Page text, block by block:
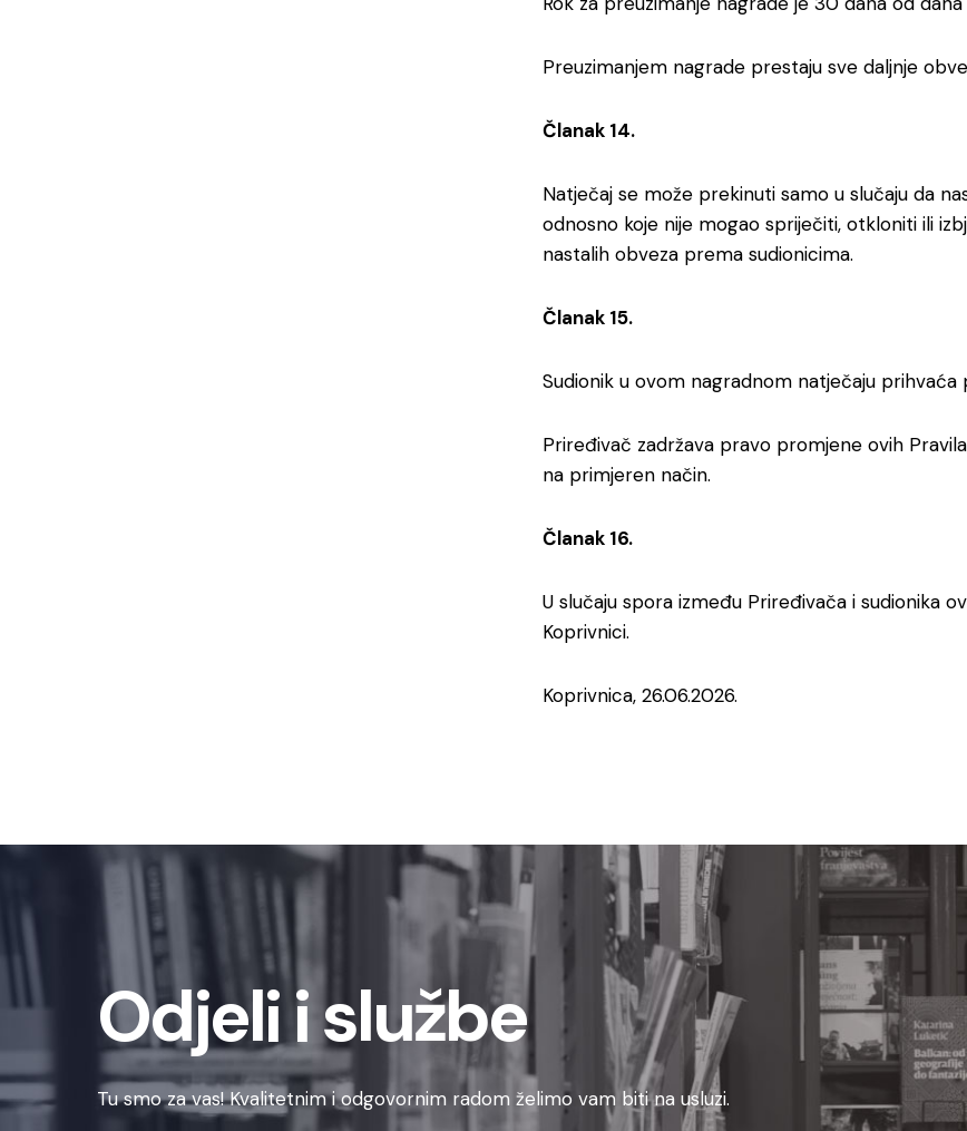
Preuzimanjem nagrade prestaju sve daljnje
Članak 14.
Natječaj se može prekinuti samo u slučaju da
odnosno koje nije mogao spriječiti, otkloniti ili
nastalih obveza prema sudionicima.
Članak 15.
Sudionik u ovom nagradnom natječaju prihvaća
Priređivač zadržava pravo promjene ovih
na primjeren način.
Članak 16.
U slučaju spora između Priređivača i sudionika
Koprivnici.
Koprivnica, 26.06.2026.
Odjeli i službe
Tu smo za vas! Kvalitetnim i odgovornim radom želimo vam biti na usluzi.